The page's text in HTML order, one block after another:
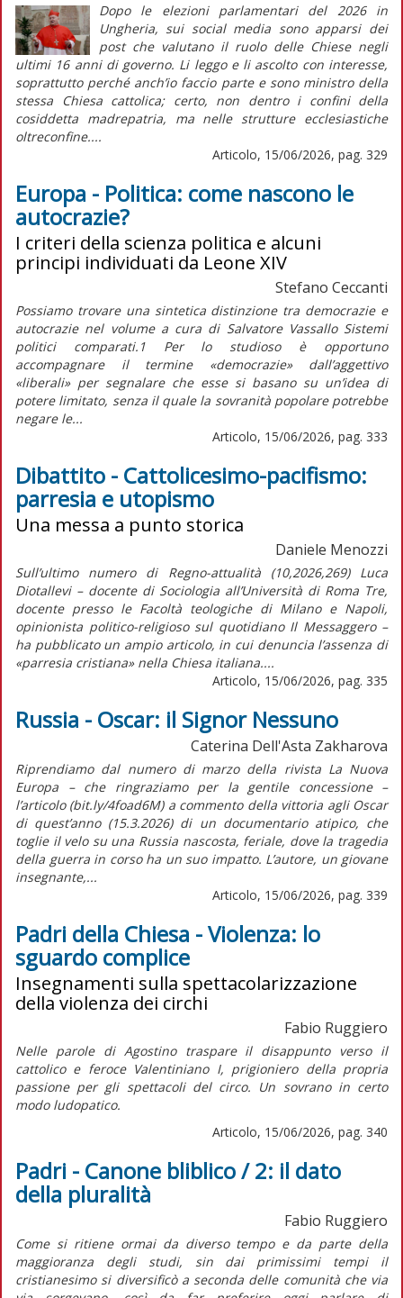
Dopo le elezioni parlamentari del 2026 in
Ungheria, sui social media sono apparsi dei
post che valutano il ruolo delle Chiese negli
ultimi 16 anni di governo. Li leggo e li ascolto con interesse,
soprattutto perché anch’io faccio parte e sono ministro della
stessa Chiesa cattolica; certo, non dentro i confini della
cosiddetta madrepatria, ma nelle strutture ecclesiastiche
oltreconfine....
Articolo, 15/06/2026, pag. 329
Europa - Politica: come nascono le
autocrazie?
I criteri della scienza politica e alcuni
principi individuati da Leone XIV
Stefano Ceccanti
Possiamo trovare una sintetica distinzione tra democrazie e
autocrazie nel volume a cura di Salvatore Vassallo Sistemi
politici comparati.1 Per lo studioso è opportuno
accompagnare il termine «democrazie» dall’aggettivo
«liberali» per segnalare che esse si basano su un’idea di
potere limitato, senza il quale la sovranità popolare potrebbe
negare le...
Articolo, 15/06/2026, pag. 333
Dibattito - Cattolicesimo-pacifismo:
parresia e utopismo
Una messa a punto storica
Daniele Menozzi
Sull’ultimo numero di Regno-attualità (10,2026,269) Luca
Diotallevi – docente di Sociologia all’Università di Roma Tre,
docente presso le Facoltà teologiche di Milano e Napoli,
opinionista politico-religioso sul quotidiano Il Messaggero –
ha pubblicato un ampio articolo, in cui denuncia l’assenza di
«parresia cristiana» nella Chiesa italiana....
Articolo, 15/06/2026, pag. 335
Russia - Oscar: il Signor Nessuno
Caterina Dell'Asta Zakharova
Riprendiamo dal numero di marzo della rivista La Nuova
Europa – che ringraziamo per la gentile concessione –
l’articolo (bit.ly/4foad6M) a commento della vittoria agli Oscar
di quest’anno (15.3.2026) di un documentario atipico, che
toglie il velo su una Russia nascosta, feriale, dove la tragedia
della guerra in corso ha un suo impatto. L’autore, un giovane
insegnante,...
Articolo, 15/06/2026, pag. 339
Padri della Chiesa - Violenza: lo
sguardo complice
Insegnamenti sulla spettacolarizzazione
della violenza dei circhi
Fabio Ruggiero
Nelle parole di Agostino traspare il disappunto verso il
cattolico e feroce Valentiniano I, prigioniero della propria
passione per gli spettacoli del circo. Un sovrano in certo
modo ludopatico.
Articolo, 15/06/2026, pag. 340
Padri - Canone bliblico / 2: il dato
della pluralità
Fabio Ruggiero
Come si ritiene ormai da diverso tempo e da parte della
maggioranza degli studi, sin dai primissimi tempi il
cristianesimo si diversificò a seconda delle comunità che via